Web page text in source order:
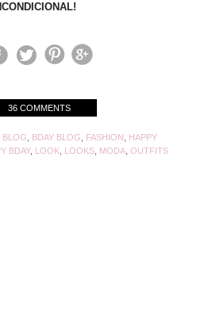
36 COMMENTS
BLOG BDAY BLOG FASHION
HAPPY
BDAY, LOOK, LOOKS, MODA, OUTFITS